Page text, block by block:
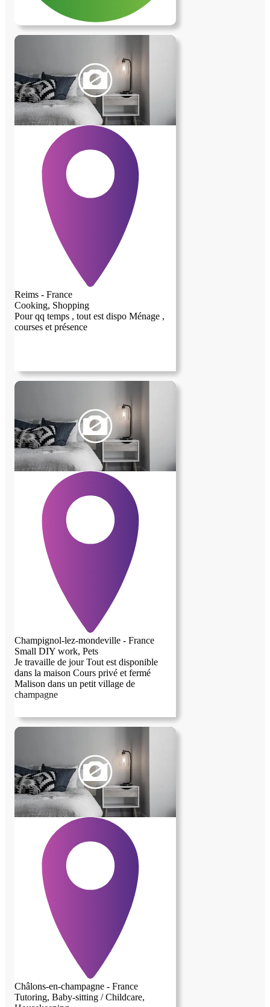
Reims - France
Cooking, Shopping
Pour qq temps , tout est dispo Ménage ,
courses et présence
Champignol-lez-mondeville - France
Small DIY work, Pets
Je travaille de jour Tout est disponible
dans la maison Cours privé et fermé
Malison dans un petit village de
champagne
Châlons-en-champagne - France
Tutoring, Baby-sitting / Childcare,